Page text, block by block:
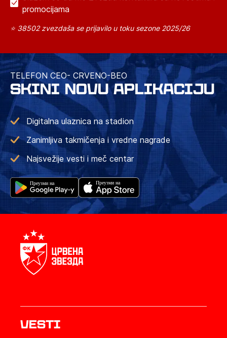
promocijama
⭐ 38502 zvezdaša se prijavilo u toku sezone 2025/26
TELEFON CEO- CRVENO-BEO
SKINI NOVU APLIKACIJU
Digitalna ulaznica na stadion
Zanimljiva takmičenja i vredne nagrade
Najsvežije vesti i meč centar
Vesti